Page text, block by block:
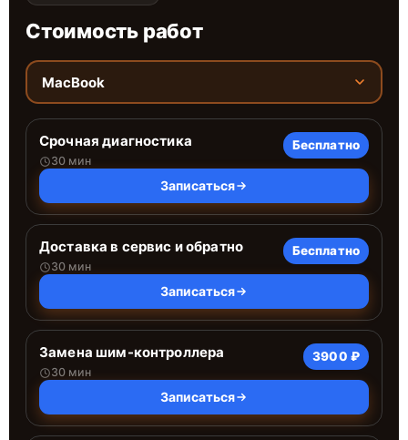
Стоимость работ
MacBook
Срочная диагностика
30 мин
Бесплатно
Записаться
Доставка в сервис и обратно
30 мин
Бесплатно
Записаться
Замена шим-контроллера
30 мин
3900 ₽
Записаться